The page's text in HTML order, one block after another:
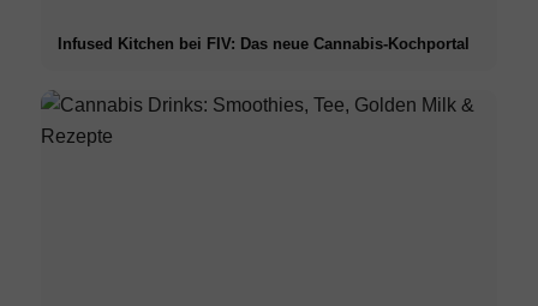
Infused Kitchen bei FIV: Das neue Cannabis-Kochportal